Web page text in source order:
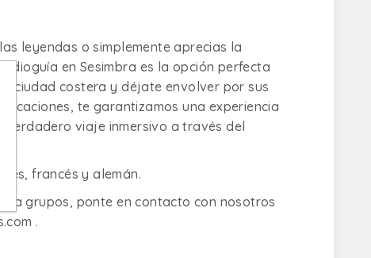
leyendas o simplemente aprecias la
en Sesimbra es la opción perfecta
ciudad costera y déjate envolver por sus
te garantizamos una experiencia
verdadero viaje inmersivo a través del
francés y alemán.
grupos, ponte en contacto con nosotros
.